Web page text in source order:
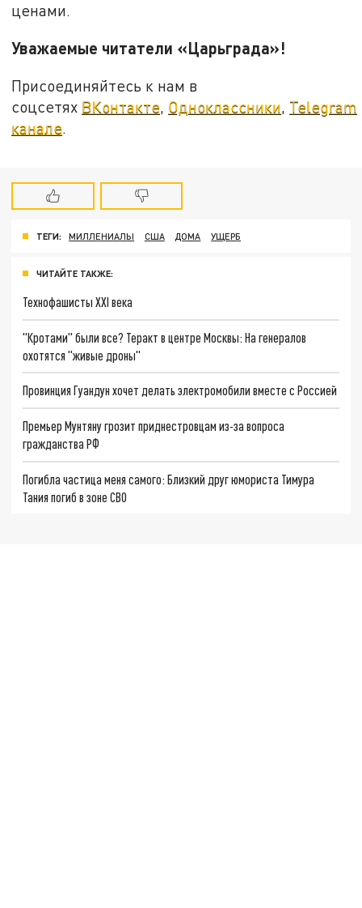
ценами.
Уважаемые читатели «Царьграда»!
Присоединяйтесь к нам в
соцсетях ВКонтакте Одноклассники Telegram
канале
ТЕГИ: МИЛЛЕНИАЛЫ США ДОМА УЩЕРБ
ЧИТАЙТЕ ТАКЖЕ:
Технофашисты XXI века
"Кротами" были все? Теракт в центре Москвы: На генералов
охотятся "живые дроны"
Провинция Гуандун хочет делать электромобили вместе с Россией
Премьер Мунтяну грозит приднестровцам из-за вопроса
гражданства РФ
Погибла частица меня самого: Близкий друг юмориста Тимура
Тания погиб в зоне СВО